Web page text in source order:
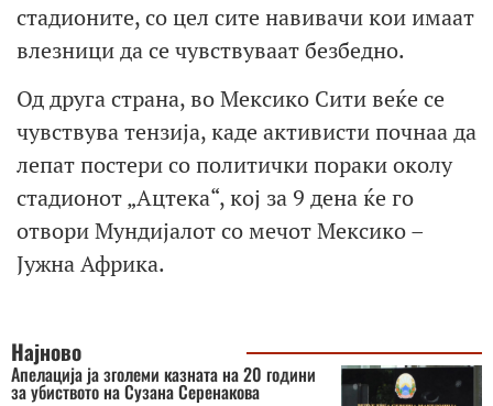
стадионите, со цел сите навивачи кои имаат
влезници да се чувствуваат безбедно.
Од друга страна, во Мексико Сити веќе се
чувствува тензија, каде активисти почнаа да
лепат постери со политички пораки околу
стадионот „Ацтека“, кој за 9 дена ќе го
отвори Мундијалот со мечот Мексико –
Јужна Африка.
Најново
Апелација ја зголеми казната на 20 години
за убиството на Сузана Серенакова